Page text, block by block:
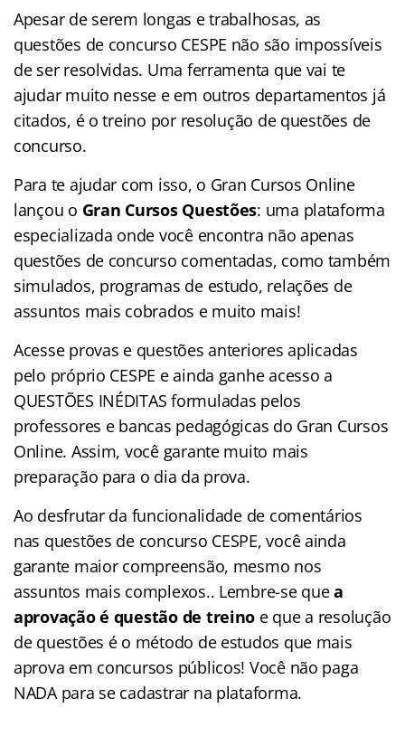
Apesar de serem longas e trabalhosas, as
questões de concurso CESPE não são impossíveis
de ser resolvidas. Uma ferramenta que vai te
ajudar muito nesse e em outros departamentos já
citados, é o treino por resolução de questões de
concurso.
Para te ajudar com isso, o Gran Cursos Online
lançou o Gran Cursos Questões: uma plataforma
especializada onde você encontra não apenas
questões de concurso comentadas, como também
simulados, programas de estudo, relações de
assuntos mais cobrados e muito mais!
Acesse provas e questões anteriores aplicadas
pelo próprio CESPE e ainda ganhe acesso a
QUESTÕES INÉDITAS formuladas pelos
professores e bancas pedagógicas do Gran Cursos
Online. Assim, você garante muito mais
preparação para o dia da prova.
Ao desfrutar da funcionalidade de comentários
nas questões de concurso CESPE, você ainda
garante maior compreensão, mesmo nos
assuntos mais complexos.. Lembre-se quea
aprovação é questão de treino e que a resolução
de questões é o método de estudos que mais
aprova em concursos públicos! Você não paga
NADA para se cadastrar na plataforma.